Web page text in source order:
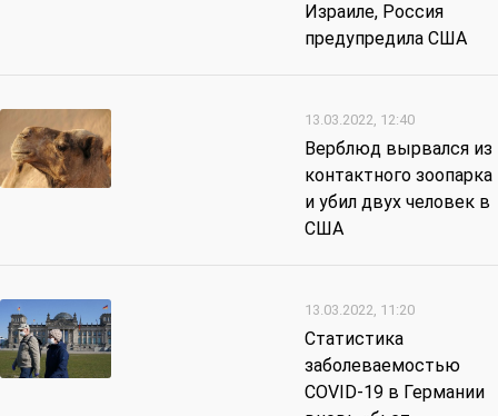
Израиле, Россия
предупредила США
13.03.2022, 12:40
Верблюд вырвался из
контактного зоопарка
и убил двух человек в
США
13.03.2022, 11:20
Статистика
заболеваемостью
COVID-19 в Германии